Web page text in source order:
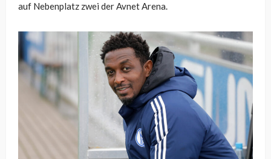
auf Nebenplatz zwei der Avnet Arena.